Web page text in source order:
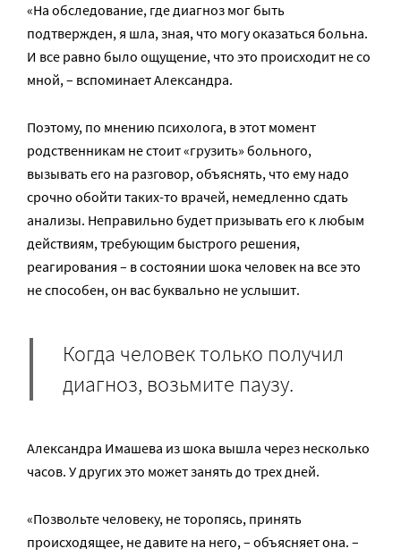
«На обследование, где диагноз мог быть
подтвержден, я шла, зная, что могу оказаться больна.
И все равно было ощущение, что это происходит не со
мной, – вспоминает Александра.
Поэтому, по мнению психолога, в этот момент
родственникам не стоит «грузить» больного,
вызывать его на разговор, объяснять, что ему надо
срочно обойти таких-то врачей, немедленно сдать
анализы. Неправильно будет призывать его к любым
действиям, требующим быстрого решения,
реагирования – в состоянии шока человек на все это
не способен, он вас буквально не услышит.
Когда человек только получил
диагноз, возьмите паузу.
Александра Имашева из шока вышла через несколько
часов. У других это может занять до трех дней.
«Позвольте человеку, не торопясь, принять
происходящее, не давите на него, – объясняет она. –